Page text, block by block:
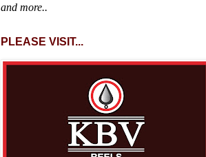
and more..
PLEASE VISIT...